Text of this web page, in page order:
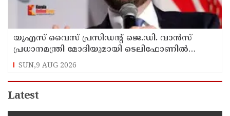
യുഎസ് വൈസ് പ്രസിഡന്റ് ജെ.ഡി. വാന്‍സ്
പ്രധാനമന്ത്രി മോദിയുമായി ടെലിഫോണില്‍
സംഭാഷണം നടത്തി
SUN,9 AUG 2026
Latest